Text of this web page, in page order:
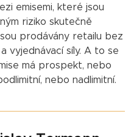
emisemi, které jsou
riziko skutečně
prodávány retailu bez
vyjednávací síly. A to se
má prospekt, nebo
nebo nadlimitní.